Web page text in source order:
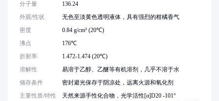
分子量
136.24
外观/性状
无色至淡黄色透明液体，具有强烈的柑橘香气
密度
0.84 g/cm³ (20℃)
沸点
176℃
折射率
1.472-1.474 (20℃)
溶解性
易溶于乙醇、乙醚等有机溶剂，几乎不溶于水
储存条件
密封避光保存于阴凉处，远离火源和氧化剂
主要性质/特性
天然来源手性化合物，光学活性[α]D20 -101°